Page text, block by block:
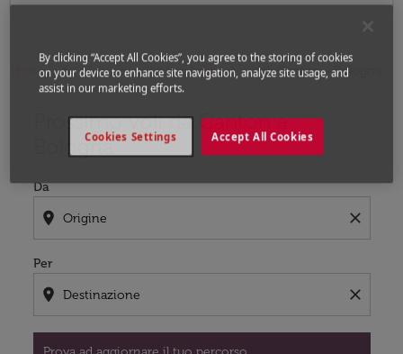
Home Voli Voli per Italia Voli Canton - Bologna
Prossimo voli da Canton a
Bologna
Da
location_on close
Per
location_on close
Prova ad aggiornare il tuo percorso (origine e/o
By clicking “Accept All Cookies”, you agree to the storing of cookies
on your device to enhance site navigation, analyze site usage, and
assist in our marketing efforts.
Accept All Cookies
Cookies Settings